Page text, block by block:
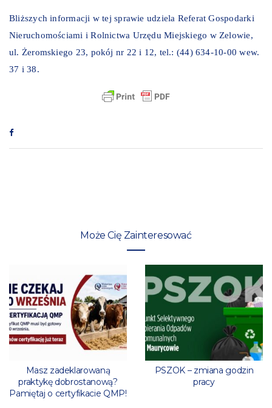
Bliższych informacji w tej sprawie udziela Referat Gospodarki
Nieruchomościami i Rolnictwa Urzędu Miejskiego w Zelowie,
ul. Żeromskiego 23, pokój nr 22 i 12, tel.: (44) 634-10-00 wew.
37 i 38.
Może Cię Zainteresować
Masz zadeklarowaną
praktykę dobrostanową?
Pamiętaj o certyfikacie QMP!
PSZOK – zmiana godzin
pracy